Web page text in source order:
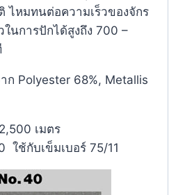
ไหมทนต่อความเร็วของจักร
ในการปักได้สูงถึง 700 –
ก Polyester 68%, Metallis
เมตร
ใช้กับเข็มเบอร์ 75/11